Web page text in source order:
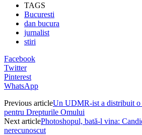
TAGS
Bucuresti
dan bucura
jurnalist
stiri
Facebook
Twitter
Pinterest
WhatsApp
Previous articleUn UDMR-ist a distribuit o
pentru Drepturile Omului
Next articlePhotoshopul, bată-l vina:
nerecunoscut